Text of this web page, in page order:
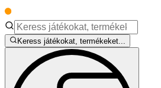
Keress játékokat, termékeket...